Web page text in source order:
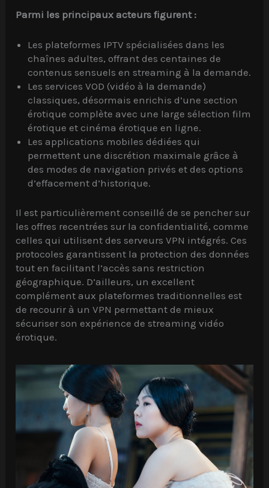
Parmi les principaux acteurs figurent :
Les plateformes IPTV spécialisées dans les
chaînes adultes, offrant des centaines de
contenus sensuels en streaming à la demande.
Les services VOD (vidéo à la demande)
classiques, désormais enrichis d’une section
érotique complète avec une large sélection film
érotique et cinéma érotique en ligne.
Les applications mobiles dédiées qui
permettent une discrétion maximale grâce à
des modes de navigation privés et des options
d’effacement d’historique.
Il est particulièrement conseillé de se pencher sur
les offres recentrées sur la confidentialité, comme
celles qui utilisent des serveurs VPN intégrés. Ces
protocoles garantissent la protection des données
tout en facilitant l’accès sans restriction
géographique. D’ailleurs, un excellent
complément aux plateformes traditionnelles est
de recourir à un VPN permettant de mieux
sécuriser son expérience de streaming vidéo
érotique.